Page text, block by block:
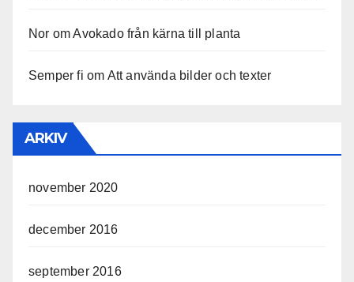
Nor omAvokado från kärna till planta
Semper fi om Att använda bilder och texter
ARKIV
november 2020
december 2016
september 2016